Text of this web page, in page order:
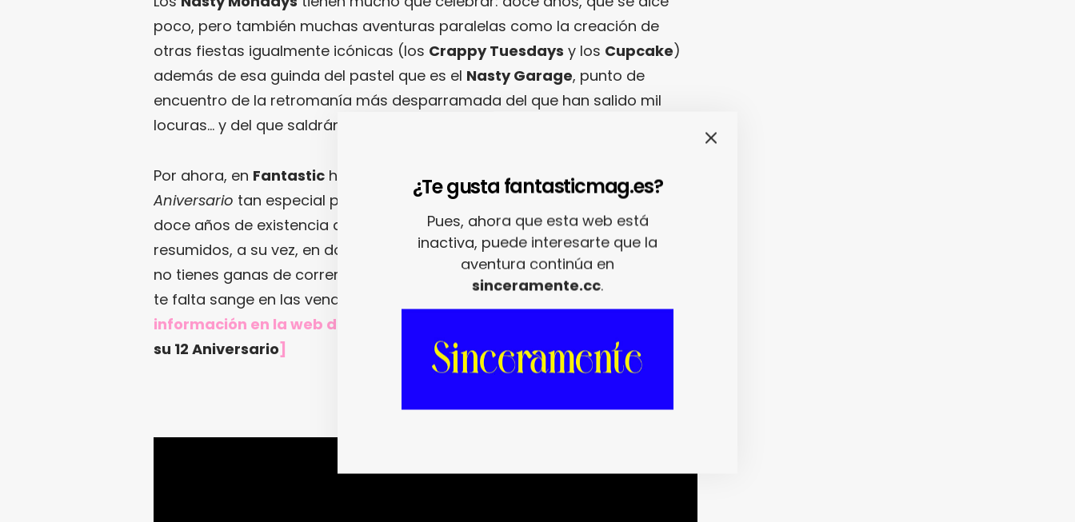
poco, pero también muchas aventuras paralelas como la creación de
otras fiestas igualmente icónicas (los Crappy Tuesdays y los Cupcake)
además de esa guinda del pastel que es el Nasty Garage, punto de
encuentro de la retromanía más desparramada del que han salido mil
locuras… y del que saldrán otras mil locuras más. Tiempo al tiempo.
Por ahora, en Fantastic hemos querido empezar a festejar este
Aniversario tan especial pidiéndole aSöreny Mad Maxque resuman estos
doce años de existencia de los
Nasty Mondayscon doce mitos musicales
resumidos, a su vez, en doce temones incontestables. Se después de esto
no tienes ganas de correr a hacer cola a la puerta de laApolo, eso es que
te falta sange en las venas. ¿Qué tal si te cambias de ciudad?
información en la web de Nasty Garage
su 12 Aniversario]
¿Te gusta fantasticmag.es?
Pues, ahora que esta web está
inactiva, puede interesarte que la
aventura continúa en
sinceramente.cc.